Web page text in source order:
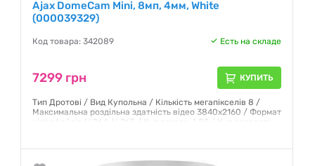
Ajax DomeCam Mini, 8мп, 4мм, White
(000039329)
Код товара: 342089 Есть на складе
7299 грн КУПИТЬ
Тип Дротові / Вид Купольна / Кількість мегапікселів 8 /
Максимальна роздільна здатність відео 3840x2160 / Формат
відеофайлів H.264, H.265 / Кут огляду, ° 85 / Кут повороту,
Гарантия: 12 месяцев